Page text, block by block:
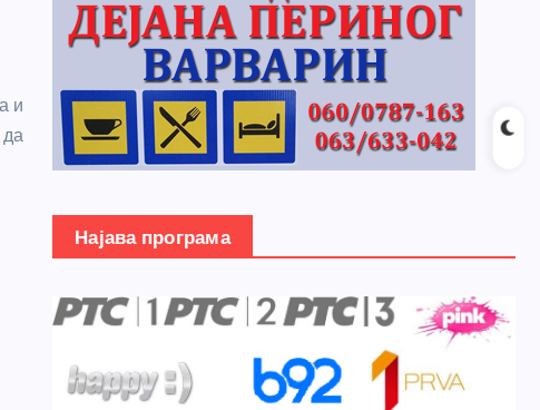
и
Најава програма